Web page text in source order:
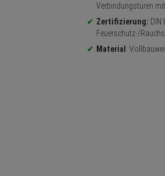
Verbindungstüren
Zertifizierung:
Feuerschutz-/
Material :